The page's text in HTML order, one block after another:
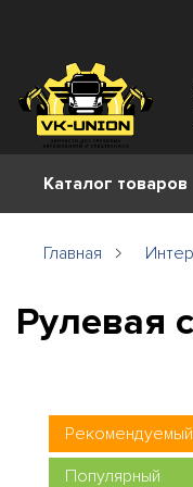
Каталог товаров
Главная
Рулевая
Рекомендуемый
Популярный